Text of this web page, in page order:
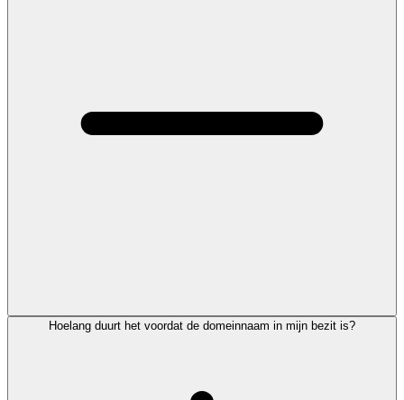
Hoelang duurt het voordat de domeinnaam in mijn bezit is?